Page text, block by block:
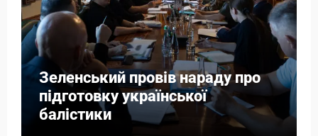
Зеленський провів нараду про
підготовку української
балістики